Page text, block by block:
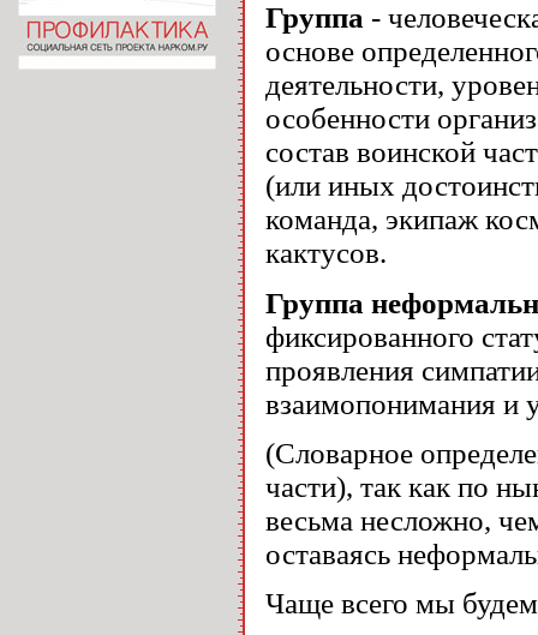
Группа -
основе
деятельности,
особенности
состав воинской
(или иных
команда, экипаж
кактусов.
Группа
фиксированного
проявления
взаимопонимания и
(Словарное
части), так как по
весьма несложно,
оставаясь
Чаще всего мы